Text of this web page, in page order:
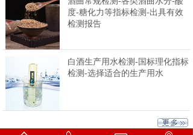
度-糖化力等指标检测-出具有效
检测报告
白酒生产用水检测-国标理化指标
检测-选择适合的生产用水